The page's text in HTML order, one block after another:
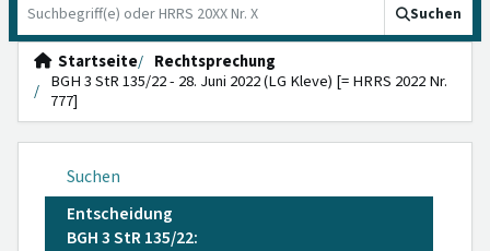
Suchen
Startseite
Rechtsprechung
BGH 3 StR 135/22 - 28. Juni 2022 (LG Kleve) [= HRRS 2022 Nr.
777]
Suchen
Entscheidung
BGH 3 StR 135/22: